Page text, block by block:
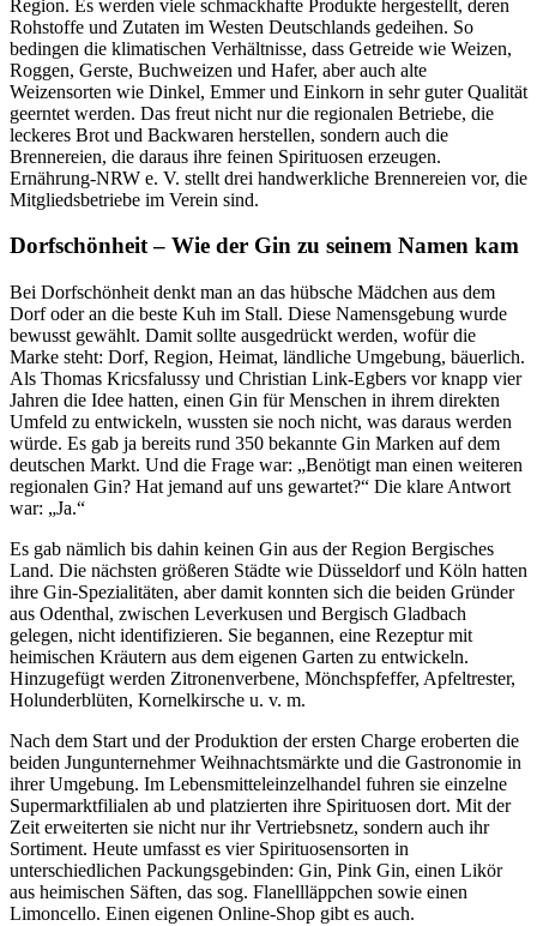
Region. Es werden viele schmackhafte Produkte hergestellt, deren
Rohstoffe und Zutaten im Westen Deutschlands gedeihen. So
bedingen die klimatischen Verhält­nisse, dass Getreide wie Weizen,
Roggen, Gerste, Buchweizen und Hafer, aber auch alte
Weizensorten wie Dinkel, Emmer und Einkorn in sehr guter Qualität
geerntet werden. Das freut nicht nur die regionalen Betriebe, die
leckeres Brot und Backwaren herstellen, sondern auch die
Brennereien, die daraus ihre feinen Spirituosen erzeu­gen.
Ernährung-NRW e. V. stellt drei handwerkliche Brennereien vor, die
Mitgliedsbetriebe im Verein sind.
Dorfschönheit – Wie der Gin zu seinem Namen kam
Bei Dorfschönheit denkt man an das hübsche Mädchen aus dem
Dorf oder an die beste Kuh im Stall. Diese Namensgebung wurde
bewusst gewählt. Damit sollte ausge­drückt werden, wofür die
Marke steht: Dorf, Region, Heimat, ländliche Umge­bung, bäuerlich.
Als Thomas Kricsfalussy und Christian Link-Egbers vor knapp vier
Jahren die Idee hatten, einen Gin für Menschen in ihrem direkten
Umfeld zu entwickeln, wussten sie noch nicht, was daraus werden
würde. Es gab ja bereits rund 350 bekannte Gin Marken auf dem
deutschen Markt. Und die Frage war: „Benö­tigt man einen weiteren
regionalen Gin? Hat jemand auf uns gewartet?“ Die klare Antwort
war: „Ja.“
Es gab nämlich bis dahin keinen Gin aus der Region Bergisches
Land. Die nächsten größeren Städte wie Düsseldorf und Köln hatten
ihre Gin-Spezialitäten, aber damit konnten sich die beiden Gründer
aus Odenthal, zwischen Leverkusen und Bergisch Gladbach
gelegen, nicht identifizieren. Sie begannen, eine Rezeptur mit
heimischen Kräutern aus dem eigenen Garten zu entwickeln.
Hinzugefügt werden Zitronenver­bene, Mönchspfeffer, Apfeltrester,
Holunderblüten, Kornelkirsche u. v. m.
Nach dem Start und der Produktion der ersten Charge eroberten die
beiden Jungunter­nehmer Weihnachtsmärkte und die Gastronomie in
ihrer Umgebung. Im Lebensmitteleinzelhandel fuhren sie einzelne
Supermarktfilialen ab und platzierten ihre Spirituosen dort. Mit der
Zeit erweiterten sie nicht nur ihr Vertriebsnetz, sondern auch ihr
Sortiment. Heute umfasst es vier Spirituosensorten in
unterschiedlichen Packungsgebinden: Gin, Pink Gin, einen Likör
aus heimischen Säften, das sog. Flanell­läppchen sowie einen
Limoncello. Einen eigenen Online-Shop gibt es auch.